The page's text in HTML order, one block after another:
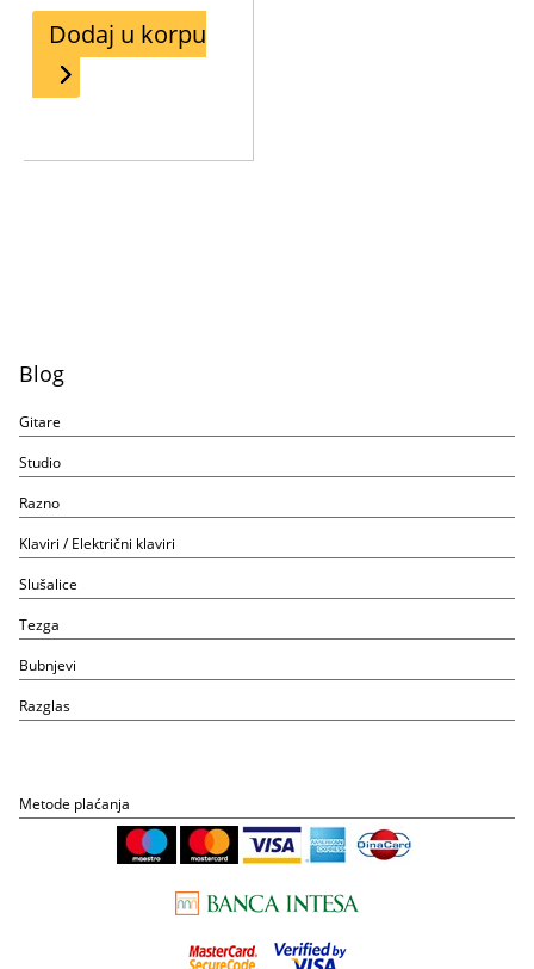
Dodaj u korpu
Blog
Gitare
Studio
Razno
Klaviri / Električni klaviri
Slušalice
Tezga
Bubnjevi
Razglas
Metode plaćanja